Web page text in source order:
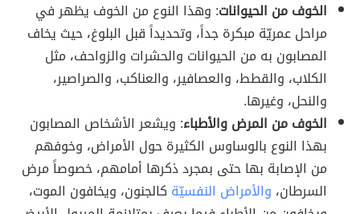
الخوف من الحيوانات: وهذا النوع من الخوف يظهر في
مراحل عمريّة مبكرة جداً، وتحديداً قبل البلوغ، حيث يخاف
المصابون به من الحيوانات والحشرات والزواحف، مثل
الكلاب، والقطط، والعصافير، والعناكب، والصراصير،
والنحل، وغيرها.
الخوف من المرض والأطباء: ويشعر الأشخاص المصابون
بهذا النوع بالوساوس الكثيرة حول الأمراض، وخوفهم
من الإصابة بها حتى بمجرد ذكرها أمامهم، خصوصاً مرض
السرطان، والأمراض النفسيّة كالجنون، ويخافون الموت،